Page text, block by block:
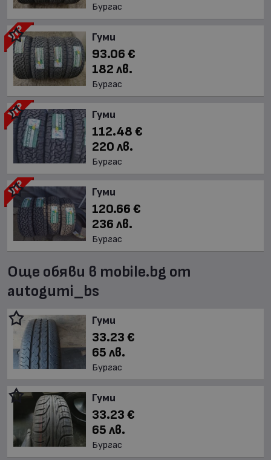
Бургас
Гуми
93.06 €
182 лв.
Бургас
Гуми
112.48 €
220 лв.
Бургас
Гуми
120.66 €
236 лв.
Бургас
Още обяви в mobile.bg от
autogumi_bs
Гуми
33.23 €
65 лв.
Бургас
Гуми
33.23 €
65 лв.
Бургас